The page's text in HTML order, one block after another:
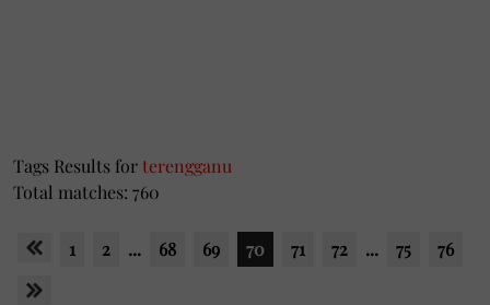
Tags Results for terengganu
Total matches: 760
1 2 ... 68 69 70 71 72 ... 75 76